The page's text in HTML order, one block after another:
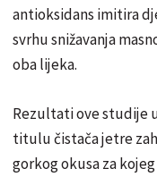
antioksidans imitira
svrhu snižavanja
oba lijeka.
Rezultati ove studije
titulu čistača jetre
gorkog okusa za